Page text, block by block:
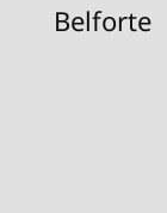
Belforte